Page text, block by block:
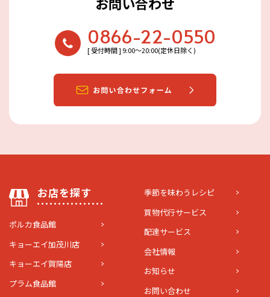
0866-22-0550
[ 受付時間 ] 9:00〜20:00(定休日除く)
お店を探す
ポルカ食品館
キョーエイ加茂川店
キョーエイ賀陽店
プラム食品館
季節を味わうレシピ
買物代行サービス
配達サービス
会社情報
お知らせ
お問い合わせ